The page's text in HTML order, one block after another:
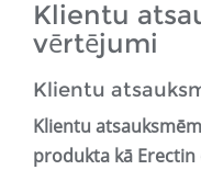
Klientu
vērtējumi
Klientu
Klientu
produkta kā